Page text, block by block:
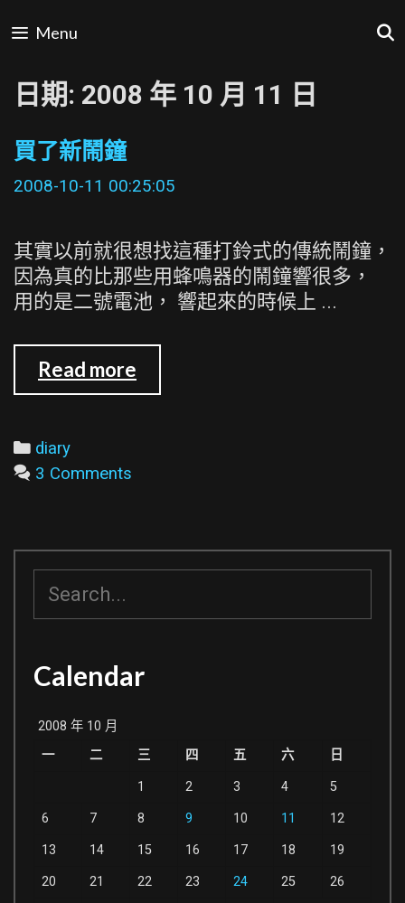
to
Menu
日期: 2008 年 10 月 11 日
買了新鬧鐘
2008-10-11 00:25:05
其實以前就很想找這種打鈴式的傳統鬧鐘，
因為真的比那些用蜂鳴器的鬧鐘響很多，
用的是二號電池， 響起來的時候上 ...
Read more
了
Categories
diary
3 Comments
Calendar
2008 年 10 月
一
二 三 四 五 六 日
1 2 3 4 5
6 7 8 9 10 11 12
13 14 15 16 17 18 19
20 21 22 23 24 25 26